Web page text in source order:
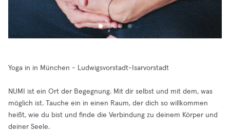
Yoga in in München - Ludwigsvorstadt-Isarvorstadt
NUMI ist ein Ort der Begegnung. Mit dir selbst und mit dem, was
möglich ist. Tauche ein in einen Raum, der dich so willkommen
heißt, wie du bist und finde die Verbindung zu deinem Körper und
deiner Seele.